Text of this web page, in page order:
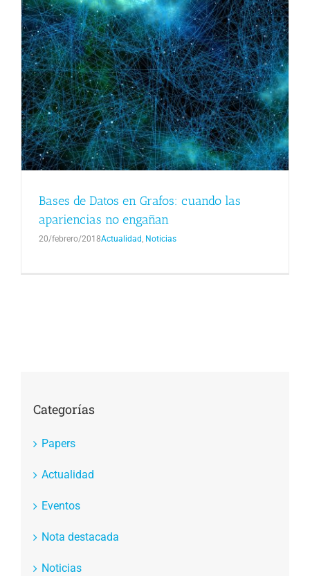
Bases de Datos en Grafos: cuando las
apariencias no engañan
20/febrero/2018Actualidad Noticias
Categorías
Papers
Actualidad
Eventos
Nota destacada
Noticias